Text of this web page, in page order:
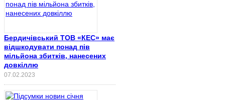
Бердичівський ТОВ «КЕС» має
відшкодувати понад пів
мільйона збитків, нанесених
довкіллю
07.02.2023